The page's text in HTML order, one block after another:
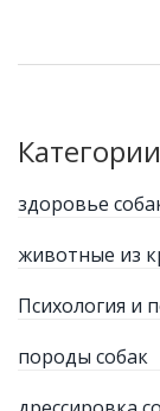
узнаешь,
конкретная и
Категории
здоровье
животные из
Психология и
породы собак